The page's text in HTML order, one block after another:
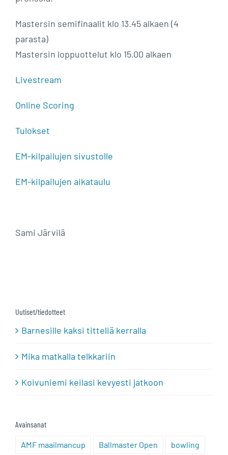
Mastersin semifinaalit klo 13.45 alkaen (4
parasta)
Mastersin loppuottelut klo 15.00 alkaen
Livestream
Online Scoring
Tulokset
EM-kilpailujen sivustolle
EM-kilpailujen aikataulu
Sami Järvilä
Uutiset/tiedotteet
Barnesille kaksi titteliä kerralla
Mika matkalla telkkariin
Koivuniemi keilasi kevyesti jatkoon
Avainsanat
AMF maailmancup Ballmaster Open bowling